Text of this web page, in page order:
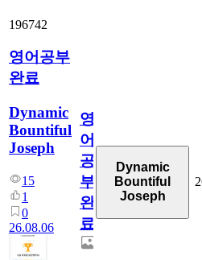
196742
영어공부
완료
Dynamic
Bountiful
Joseph
15
1
0
26.08.06
영
어
공
부
완
료
Dynamic
Bountiful
Joseph